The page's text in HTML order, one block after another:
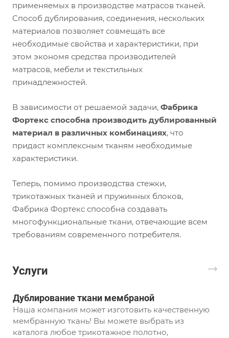
применяемых в производстве матрасов тканей.
Способ дублирования, соединения, нескольких
материалов позволяет совмещать все
необходимые свойства и характеристики, при
этом экономя средства производителей
матрасов, мебели и текстильных
принадлежностей.
В зависимости от решаемой задачи, Фабрика
Фортекс способна производить дублированный
материал в различных комбинациях, что
придаст комплексным тканям необходимые
характеристики.
Теперь, помимо производства стежки,
трикотажных тканей и пружинных блоков,
Фабрика Фортекс способна создавать
многофункциональные ткани, отвечающие всем
требованиям современного потребителя.
Услуги
Дублирование ткани мембраной
Наша компания может изготовить качественную
мембранную ткань! Вы можете выбрать из
каталога любое трикотажное полотно,